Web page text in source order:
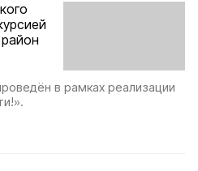
в рамках реализации